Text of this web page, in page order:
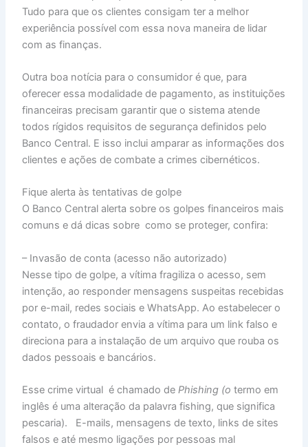
Tudo para que os clientes consigam ter a melhor
experiência possível com essa nova maneira de lidar
com as finanças.
Outra boa notícia para o consumidor é que, para
oferecer essa modalidade de pagamento, as instituições
financeiras precisam garantir que o sistema atende
todos rígidos requisitos de segurança definidos pelo
Banco Central. E isso inclui amparar as informações dos
clientes e ações de combate a crimes cibernéticos.
Fique alerta às tentativas de golpe
O Banco Central alerta sobre os golpes financeiros mais
comuns e dá dicas sobre como se proteger, confira:
– Invasão de conta (acesso não autorizado)
Nesse tipo de golpe, a vítima fragiliza o acesso, sem
intenção, ao responder mensagens suspeitas recebidas
por e-mail, redes sociais e WhatsApp. Ao estabelecer o
contato, o fraudador envia a vítima para um link falso e
direciona para a instalação de um arquivo que rouba os
dados pessoais e bancários.
Esse crime virtual é chamado dePhishing (otermo em
inglês é uma alteração da palavra fishing, que significa
pescaria). E-mails, mensagens de texto, links de sites
falsos e até mesmo ligações por pessoas mal